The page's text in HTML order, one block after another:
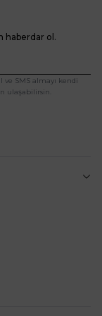
haberdar ol.
SMS almayı kendi
ulaşabilirsin.